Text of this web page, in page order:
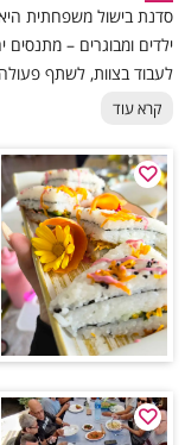
סדנת בישול משפחתית
ילדים ומבוגרים –
לעבוד בצוות, לשתף
טעימות ומזכירות רגעי
קרא עוד